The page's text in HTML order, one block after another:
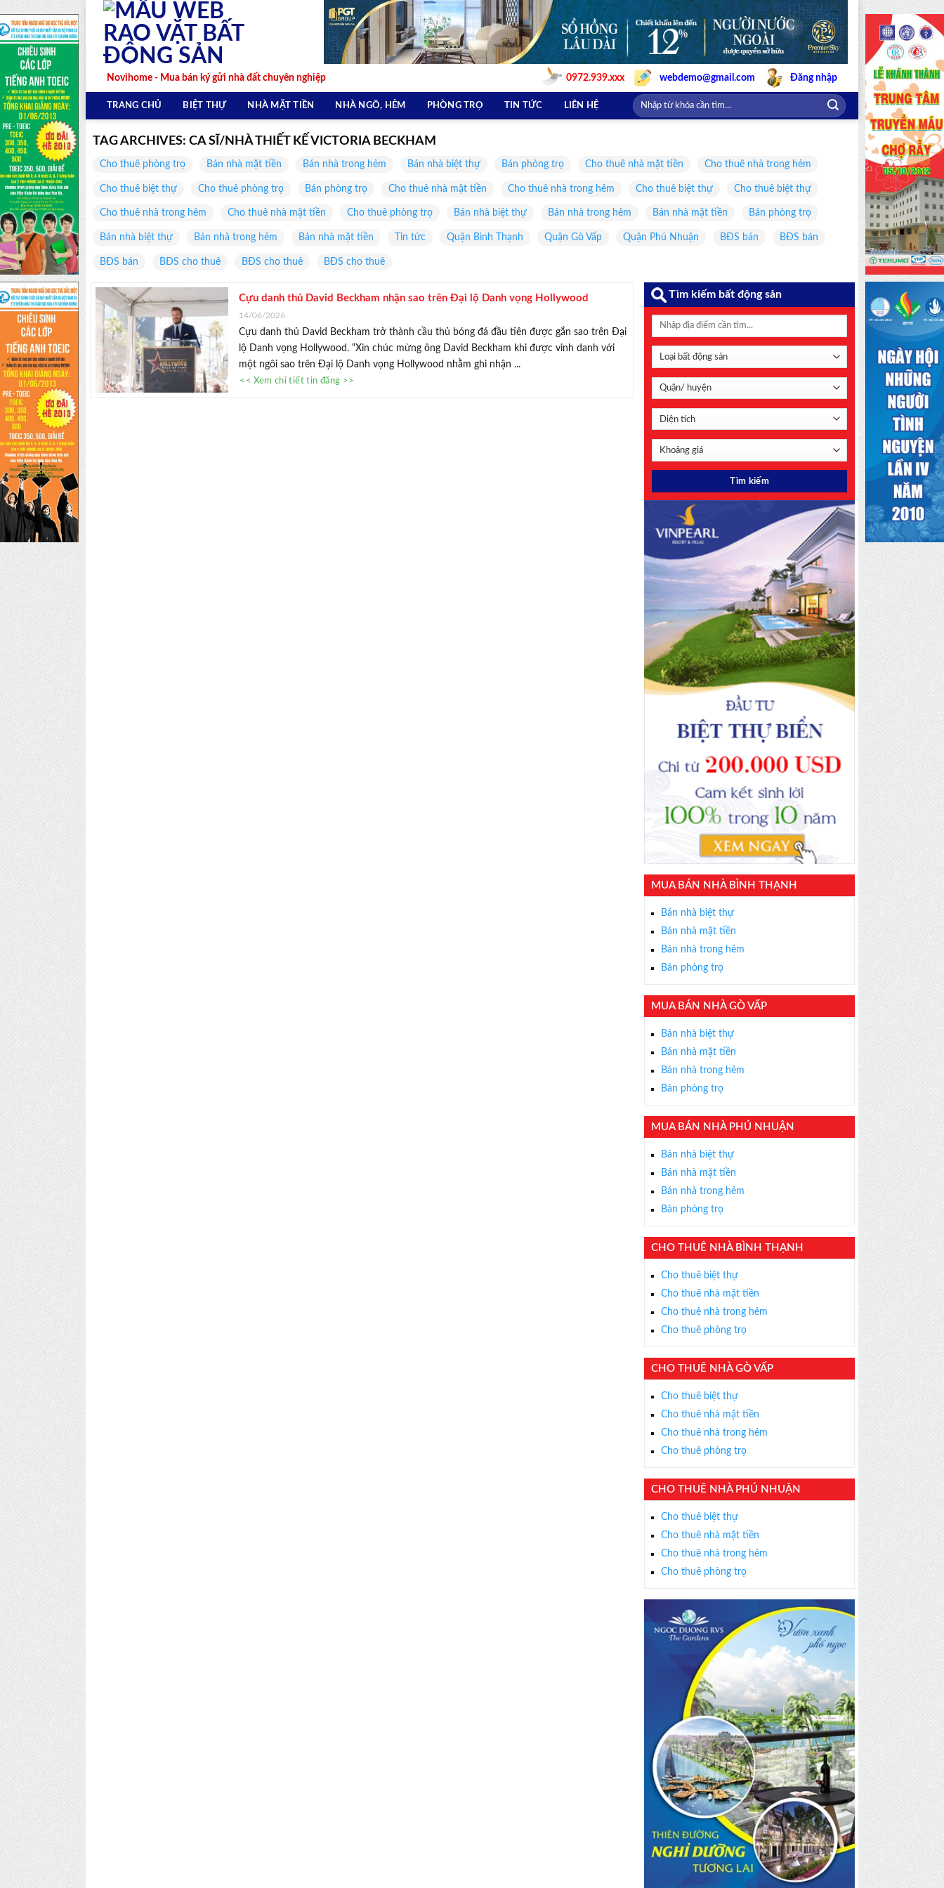
Với hơn 1000 căn nhà và 50 sales thân thiện, nhiệt tình,
×
Skip
content
Novihome - Mua bán ký gửi nhà đất chuyên nghiệp 0972.939.xxx webdemo@gmail.com Đăng nhập
TRANG CHỦ BIỆT THỰ NHÀ MẶT TIỀN NHÀ NGÕ, HẺM PHÒNG TRỌ TIN TỨC LIÊN HỆ
TAG ARCHIVES: CA SĨ/NHÀ THIẾT KẾ VICTORIA BECKHAM
Cho thuê phòng trọ Bán nhà mặt tiền Bán nhà trong hẻm Bán nhà biệt thự Bán phòng trọ Cho thuê nhà mặt tiền Cho thuê nhà trong hẻm
Cho thuê biệt thự Cho thuê phòng trọ Bán phòng trọ Cho thuê nhà mặt tiền Cho thuê nhà trong hẻm Cho thuê biệt thự Cho thuê biệt thự
Cho thuê nhà trong hẻm Cho thuê nhà mặt tiền Cho thuê phòng trọ Bán nhà biệt thự Bán nhà trong hẻm Bán nhà mặt tiền Bán phòng trọ
Bán nhà biệt thự Bán nhà trong hẻm Bán nhà mặt tiền Tin tức Quận Bình Thạnh Quận Gò Vấp Quận Phú Nhuận BĐS bán BĐS bán
BĐS bán BĐS cho thuê BĐS cho thuê BĐS cho thuê
Cựu danh thủ David Beckham nhận sao trên Đại lộ Danh vọng Hollywood
14/06/2026
Cựu danh thủ David Beckham trở thành cầu thủ bóng đá đầu tiên được gắn sao trên Đại
lộ Danh vọng Hollywood. “Xin chúc mừng ông David Beckham khi được vinh danh với
một ngôi sao trên Đại lộ Danh vọng Hollywood nhằm ghi nhận ...
<< Xem chi tiết tin đăng >>
Tìm kiếm bất động sản
MUA BÁN NHÀ BÌNH THẠNH
Bán nhà biệt thự
Bán nhà mặt tiền
Bán nhà trong hẻm
Bán phòng trọ
MUA BÁN NHÀ GÒ VẤP
Bán nhà biệt thự
Bán nhà mặt tiền
Bán nhà trong hẻm
Bán phòng trọ
MUA BÁN NHÀ PHÚ NHUẬN
Bán nhà biệt thự
Bán nhà mặt tiền
Bán nhà trong hẻm
Bán phòng trọ
CHO THUÊ NHÀ BÌNH THẠNH
Cho thuê biệt thự
Cho thuê nhà mặt tiền
Cho thuê nhà trong hẻm
Cho thuê phòng trọ
CHO THUÊ NHÀ GÒ VẤP
Cho thuê biệt thự
Cho thuê nhà mặt tiền
Cho thuê nhà trong hẻm
Cho thuê phòng trọ
CHO THUÊ NHÀ PHÚ NHUẬN
Cho thuê biệt thự
Cho thuê nhà mặt tiền
Cho thuê nhà trong hẻm
Cho thuê phòng trọ